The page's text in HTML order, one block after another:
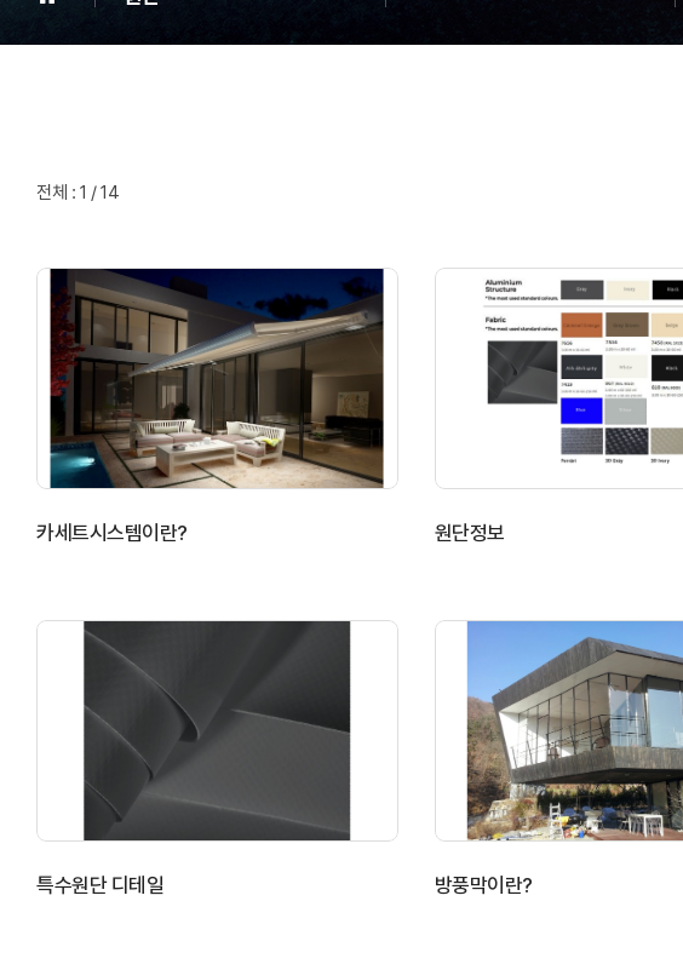
전체 : 1 / 14
카세트시스템이란? 원단정보
특수원단 디테일 방풍막이란?